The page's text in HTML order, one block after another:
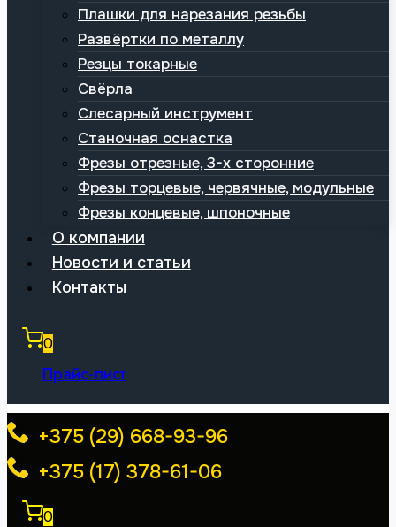
Плашки для нарезания резьбы
Развёртки по металлу
Резцы токарные
Свёрла
Слесарный инструмент
Станочная оснастка
Фрезы отрезные, 3-х сторонние
Фрезы торцевые, червячные, модульные
Фрезы концевые, шпоночные
О компании
Новости и статьи
Контакты
0
Прайс-лист
+375 (29) 668-93-96
+375 (17) 378-61-06
0